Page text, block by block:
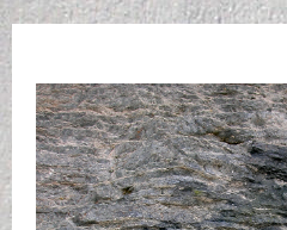
Skip
to
content